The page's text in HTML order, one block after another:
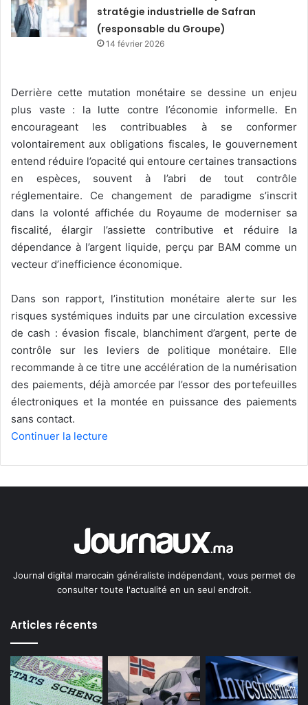
stratégie industrielle de Safran
(responsable du Groupe)
14 février 2026
Derrière cette mutation monétaire se dessine un enjeu
plus vaste : la lutte contre l’économie informelle. En
encourageant les contribuables à se conformer
volontairement aux obligations fiscales, le gouvernement
entend réduire l’opacité qui entoure certaines transactions
en espèces, souvent à l’abri de tout contrôle
réglementaire. Ce changement de paradigme s’inscrit
dans la volonté affichée du Royaume de moderniser sa
fiscalité, élargir l’assiette contributive et réduire la
dépendance à l’argent liquide, perçu par BAM comme un
vecteur d’inefficience économique.
Dans son rapport, l’institution monétaire alerte sur les
risques systémiques induits par une circulation excessive
de cash : évasion fiscale, blanchiment d’argent, perte de
contrôle sur les leviers de politique monétaire. Elle
recommande à ce titre une accélération de la numérisation
des paiements, déjà amorcée par l’essor des portefeuilles
électroniques et la montée en puissance des paiements
sans contact.
Continuer la lecture
Journal digital marocain généraliste indépendant, vous permet de
consulter toute l'actualité en un seul endroit.
Articles récents